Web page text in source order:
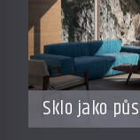
Sklo jako
materiál